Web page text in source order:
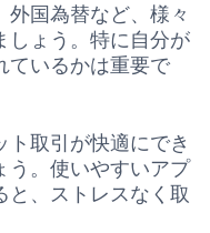
外国為替など、様々
しょう。特に自分が
ているかは重要で
ト取引が快適にでき
う。使いやすいアプ
と、ストレスなく取